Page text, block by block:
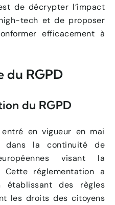
de décrypter l’impact
tech et de proposer
efficacement à
du RGPD
du RGPD
en vigueur en mai
dans la continuité de
visant la
Cette réglementation a
établissant des règles
les droits des citoyens